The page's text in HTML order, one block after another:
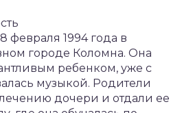
февраля 1994 года в
городе Коломна. Она
ребенком, уже с
музыкой. Родители
дочери и отдали ее